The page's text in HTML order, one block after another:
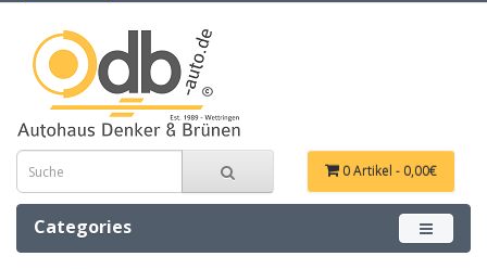
0 Artikel - 0,00€
Categories Menü